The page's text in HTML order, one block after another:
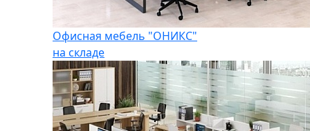
Офисная мебель "ОНИКС"
на складе